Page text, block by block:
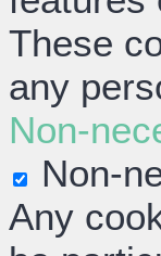
These
any
Non-
Non-
Any